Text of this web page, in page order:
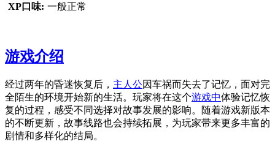
XP口味: 一般正常
游戏介绍
经过两年的昏迷恢复后， 主人公因车祸而失去了记忆，面对完
全陌生的环境开始新的生活。玩家将在这个游戏中体验记忆恢
复的过程，感受不同选择对故事发展的影响。随着游戏新版本
的不断更新，故事线路也会持续拓展，为玩家带来更多丰富的
剧情和多样化的结局。